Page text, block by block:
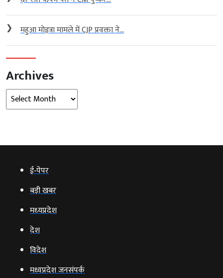
❯ महुआ मोइत्रा मामले में CJP प्रवक्ता ने...
Archives
Archives
ई‑पेपर
बड़ी खबर
मध्‍यप्रदेश
देश
विदेश
मध्यप्रदेश जनसंपर्क